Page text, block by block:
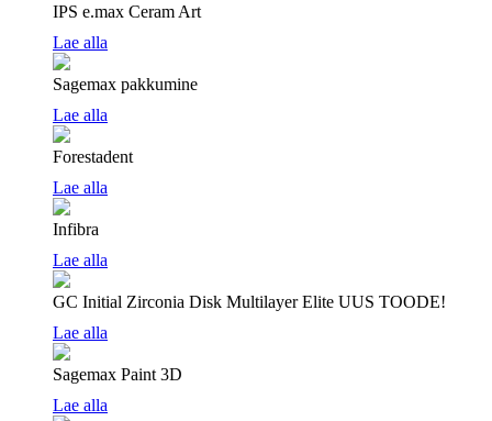
IPS e.max Ceram Art
Lae alla
Sagemax pakkumine
Lae alla
Forestadent
Lae alla
Infibra
Lae alla
GC Initial Zirconia Disk Multilayer Elite UUS TOODE!
Lae alla
Sagemax Paint 3D
Lae alla